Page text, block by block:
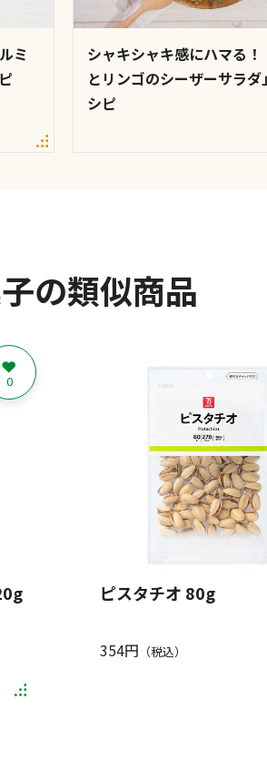
ミ
シャキシャキ感にハマる！
とリンゴのシーザーサラダ
シピ
の類似商品
0
ピスタチオ 80g
354円 （税込）